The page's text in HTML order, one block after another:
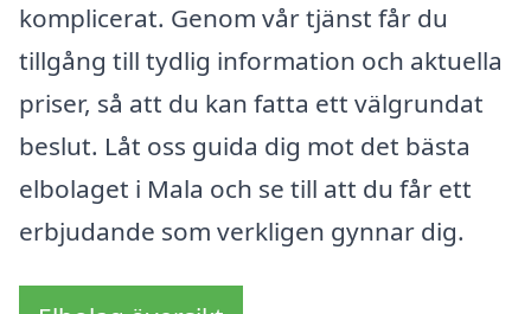
komplicerat. Genom vår tjänst får du
tillgång till tydlig information och aktuella
priser, så att du kan fatta ett välgrundat
beslut. Låt oss guida dig mot det bästa
elbolaget i Mala och se till att du får ett
erbjudande som verkligen gynnar dig.